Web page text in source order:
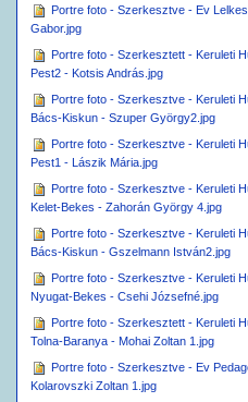
Portre foto - Szerkesztve - Ev
Gabor.jpg
Portre foto - Szerkesztett - Keruleti
Pest2 - Kotsis András.jpg
Portre foto - Szerkesztve - Keruleti
Bács-Kiskun - Szuper György2.jpg
Portre foto - Szerkesztve - Keruleti
Pest1 - Lászik Mária.jpg
Portre foto - Szerkesztve - Keruleti
Kelet-Bekes - Zahorán György 4.jpg
Portre foto - Szerkesztve - Keruleti
Bács-Kiskun - Gszelmann István2.jpg
Portre foto - Szerkesztve - Keruleti
Nyugat-Bekes - Csehi Józsefné.jpg
Portre foto - Szerkesztett - Keruleti
Tolna-Baranya - Mohai Zoltan 1.jpg
Portre foto - Szerkesztve - Ev
Kolarovszki Zoltan 1.jpg